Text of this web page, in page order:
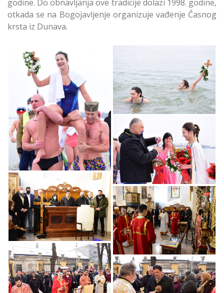
godine. Do obnavljanja ove tradicije dolazi 1998. godine,
otkada se na Bogojavljenje organizuje vađenje Časnog
krsta iz Dunava.
Simbolično Održano
Bogojavljensko
Plivanje u Zemunu
Simbolično Održano
Bogojavljensko
Plivanje u Zemunu
Simbolično Održano
Bogojavljensko
Plivanje u Zemunu
Simbolično Održano
Bogojavljensko
Plivanje u Zemunu
Simbolično Održano
Bogojavljensko
Plivanje u Zemunu
Simbolično Održano
Bogojavljensko
Plivanje u Zemunu
Simbolično Održano
Bogojavljensko